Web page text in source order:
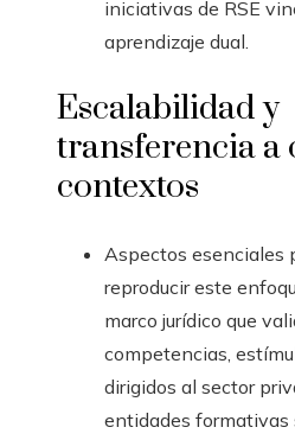
iniciativas de RSE
aprendizaje dual.
Escalabilidad y
transferencia a
contextos
Aspectos esenciales
reproducir este
marco jurídico que
competencias,
dirigidos al sector
entidades formativas